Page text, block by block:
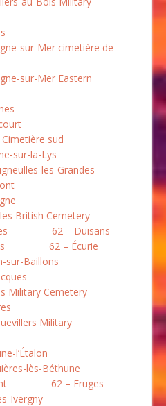
sur-Mer cimetière de
sur-Mer Eastern
sud
sur-la-Lys
les-Grandes
British Cemetery
62 – Duisans
62 – Écurie
sur-Baillons
Military Cemetery
Military
l’Étalon
lès-Béthune
62 – Fruges
Ivergny